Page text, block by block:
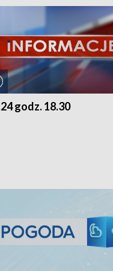
godz. 18.30